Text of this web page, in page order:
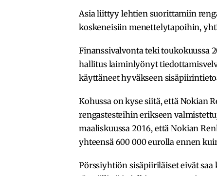
Asia liittyy lehtien suorittamiin
koskeneisiin menettelytapoihin,
Finanssivalvonta teki toukokuussa
hallitus laiminlyönyt
käyttäneet hyväkseen
Kohussa on kyse siitä, että Nokian
rengastesteihin erikseen
maaliskuussa 2016, että Nokian
yhteensä 600 000 eurolla ennen
Pörssiyhtiön sisäpiiriläiset eivät saa